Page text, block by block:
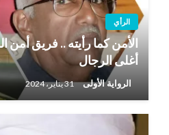
الرأي
الأمن كما رأيته .. فريق أمن
أغلى الرجال
الرواية الأولى 31 يناير، 2024